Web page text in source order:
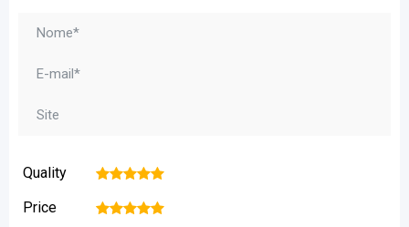
Quality 5
4
3
2
Price 5
4
3
2